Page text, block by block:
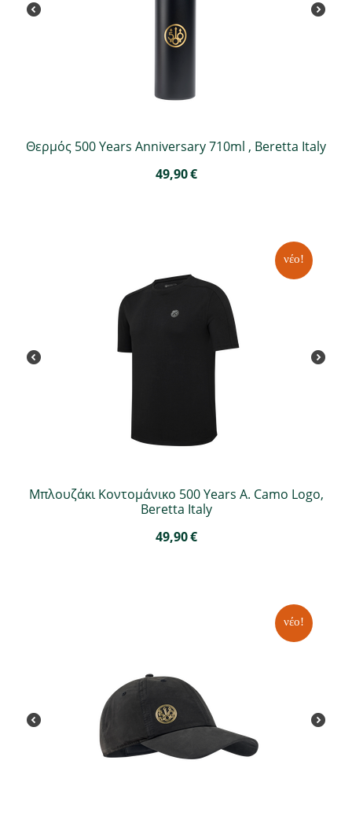
Θερμός 500 Years Anniversary 710ml , Beretta Italy
49,90€
νέο!
Μπλουζάκι Κοντομάνικο 500 Years A. Camo Logo,
Beretta Italy
49,90€
νέο!